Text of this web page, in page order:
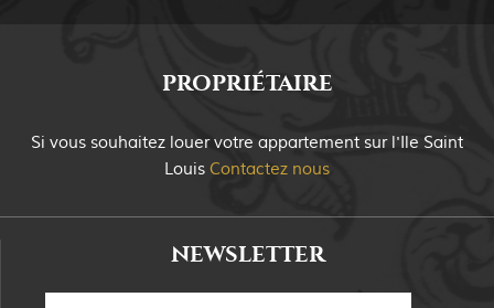
PROPRIÉTAIRE
Si vous souhaitez louer votre appartement sur l'Ile Saint
Louis Contactez nous
NEWSLETTER